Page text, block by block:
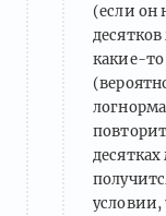
(если он
какие-то